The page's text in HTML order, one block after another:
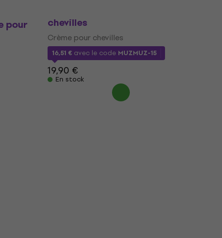
pour chevilles
Crème pour chevilles
16,51 € avec le code MUZMUZ-15
19,90 €
En stock